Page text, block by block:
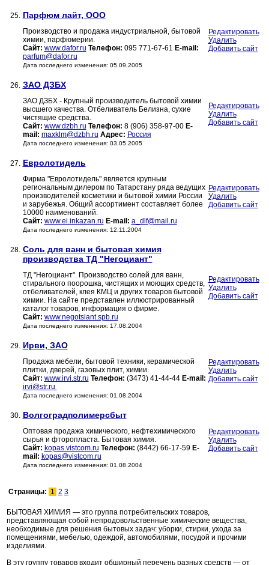
25. Парфюм лайт, ООО
Производство и продажа индустриальной, бытовой
химии, парфюмерии.
Сайт: www.dafor.ru Телефон: 095 771-67-61 E-mail:
parfum@dafor.ru
Дата последнего изменения: 05.09.2005
Редактировать
Удалить
Добавить сайт
26. ЗАО ДЗБХ
ЗАО ДЗБХ - Крупный производитель бытовой химии
высшего качества. Отбеливатель Белизна, сухие
чистящие средства.
Сайт: www.dzbh.ru Телефон: 8 (906) 358-97-00 E-
mail: maxklm@dzbh.ru Адрес: Россия
Дата последнего изменения: 03.05.2005
Редактировать
Удалить
Добавить сайт
27. Евролотидель
Фирма "Евролотидель" является крупным
региональным дилером по Татарстану ряда ведущих
производителей косметики и бытовой химии России
и зарубежья. Общий ассортимент составляет более
10000 наименований.
Сайт: www.ei.inkazan.ru E-mail: a_dlf@mail.ru
Дата последнего изменения: 12.11.2004
Редактировать
Удалить
Добавить сайт
28. Соль для ванн и бытовая химия
производства ТД "Негоциант"
ТД "Негоциант". Производство солей для ванн,
стирального поорошка, чистящих и моющих средств,
отбеливателей, клея КМЦ и других товаров бытовой
химии. На сайте представлен иллюстрированный
каталог товаров, информация о фирме.
Сайт: www.negotsiant.spb.ru
Дата последнего изменения: 17.08.2004
Редактировать
Удалить
Добавить сайт
29. Ирви, ЗАО
Продажа мебели, бытовой техники, керамической
плитки, дверей, газовых плит, химии.
Сайт: www.irvi.str.ru Телефон: (3473) 41-44-44 E-mail:
irvi@str.ru
Дата последнего изменения: 01.08.2004
Редактировать
Удалить
Добавить сайт
30. Волгоградполимерсбыт
Оптовая продажа химического, нефтехимического
сырья и фторопласта. Бытовая химия.
Сайт: kopas.vistcom.ru Телефон: (8442) 66-17-59 E-
mail: kopas@vistcom.ru
Дата последнего изменения: 01.08.2004
Редактировать
Удалить
Добавить сайт
Страницы: 1 2 3
БЫТОВАЯ ХИМИЯ — это группа потребительских товаров,
представляющая собой непродовольственные химические вещества,
необходимые для решения бытовых задач: уборки, стирки, ухода за
помещениями, мебелью, одеждой, автомобилями, посудой и прочими
изделиями.
В эту группу товаров входит обширный перечень разных средств — от